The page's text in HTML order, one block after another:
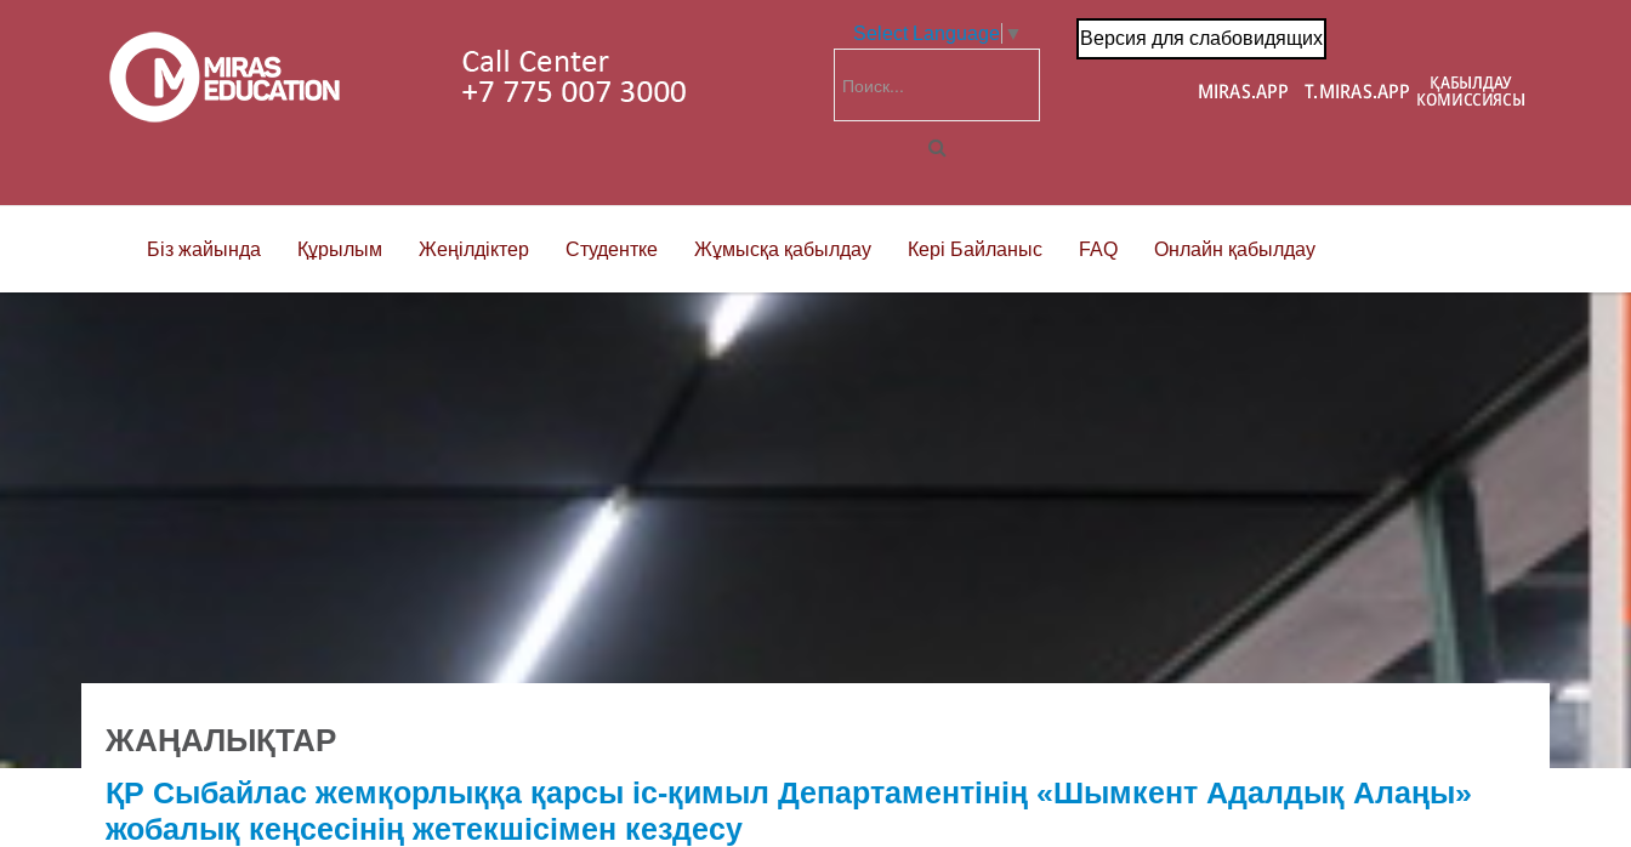
Select Language ▼ Версия для слабовидящих
Біз жайында Құрылым Жеңілдіктер Студентке Жұмысқа қабылдау Кері Байланыс FAQ Онлайн қабылдау
ЖАҢАЛЫҚТАР
ҚР Сыбайлас жемқорлыққа қарсы іс-қимыл Департаментінің «Шымкент Адалдық Алаңы»
жобалық кеңсесінің жетекшісімен кездесу